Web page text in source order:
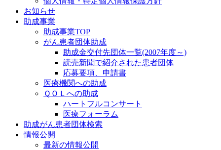
お知らせ
助成事業
助成事業TOP
がん患者団体助成
助成金交付先団体一覧(2007年度～)
読売新聞で紹介された患者団体
応募要項、申請書
医療機関への助成
ＱＯＬへの助成
ハートフルコンサート
医療フォーラム
助成がん患者団体検索
情報公開
最新の情報公開